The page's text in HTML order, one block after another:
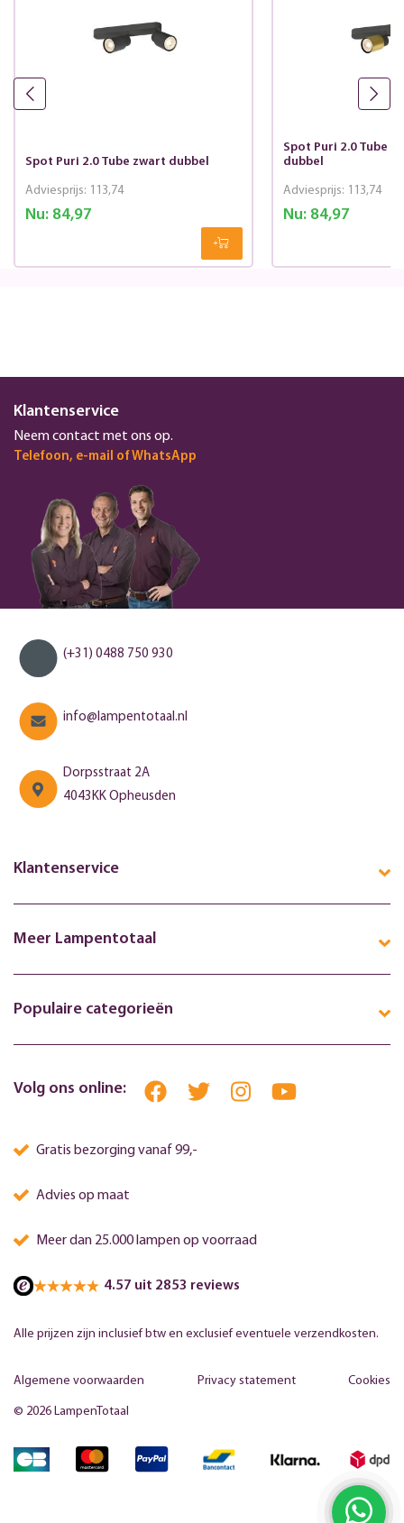
Spot Puri 2.0 Tube zwart dubbel
Nu:84,97
Adviesprijs: 113,74
Spot Puri 2.0 Tube
dubbel
Nu:84,97
Adviesprijs: 113,74
Klantenservice
Neem contact met ons op.
Telefoon, e-mail of WhatsApp
(+31) 0488 750 930
info@lampentotaal.nl
Dorpsstraat 2A
4043KK Opheusden
Klantenservice
Meer Lampentotaal
Populaire categorieën
Volg ons online:
Gratis bezorging vanaf 99,-
Advies op maat
Meer dan 25.000 lampen op voorraad
4.57 uit 2853 reviews
Alle prijzen zijn inclusief btw en exclusief eventuele verzendkosten.
© 2026 LampenTotaal
Algemene voorwaarden Privacy statement Cookies